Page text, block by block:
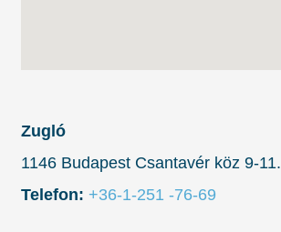
Zugló
1146 Budapest Csantavér köz 9-11.
Telefon: +36-1-251 -76-69